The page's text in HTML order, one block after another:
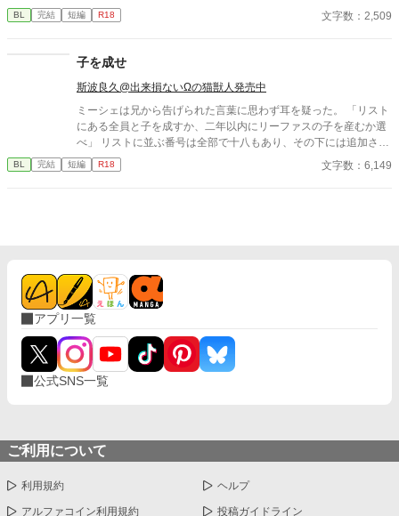
が残っていた。 相談しようと向かった相手こそが、自分を侵食し
ている張本人だとも知らずに、パックは父の部屋の扉を開く。 こ
BL 完結 短編 R18 文字数：2,509
子を成せ
斯波良久@出来損ないΩの猫獣人発売中
ミーシェは兄から告げられた言葉に思わず耳を疑った。 「リスト
にある全員と子を成すか、二年以内にリーファスの子を産むか選
べ」 リストに並ぶ番号は全部で十八もあり、その下には追加され
る可能性がある名前が続いている。これは孕み腹として生きろと
いう命令を下されたに等しかった。もう一つの話だって、譲歩し
BL 完結 短編 R18 文字数：6,149
アプリ一覧
公式SNS一覧
ご利用について
利用規約 ヘルプ
アルファコイン利用規約 投稿ガイドライン